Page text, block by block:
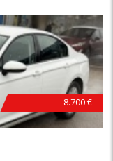
8.700 €